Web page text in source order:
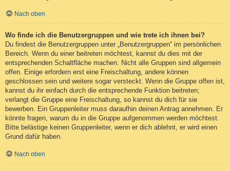
Nach oben
Wo finde ich die Benutzergruppen und wie trete ich ihnen bei?
Du findest die Benutzergruppen unter „Benutzergruppen“ im persönlichen
Bereich. Wenn du einer beitreten möchtest, kannst du dies mit der
entsprechenden Schaltfläche machen. Nicht alle Gruppen sind allgemein
offen. Einige erfordern erst eine Freischaltung, andere können
geschlossen sein und weitere sogar versteckt. Wenn die Gruppe offen ist,
kannst du ihr einfach durch die entsprechende Funktion beitreten;
verlangt die Gruppe eine Freischaltung, so kannst du dich für sie
bewerben. Ein Gruppenleiter muss daraufhin deinen Antrag annehmen. Er
könnte fragen, warum du in die Gruppe aufgenommen werden möchtest.
Bitte belästige keinen Gruppenleiter, wenn er dich ablehnt, er wird einen
Grund dafür haben.
Nach oben